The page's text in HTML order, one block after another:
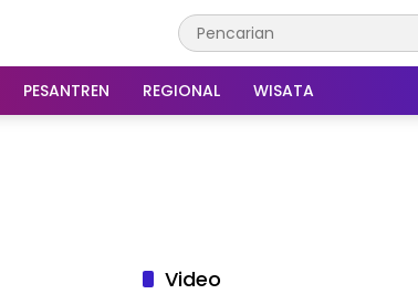
PESANTREN REGIONAL WISATA
Video